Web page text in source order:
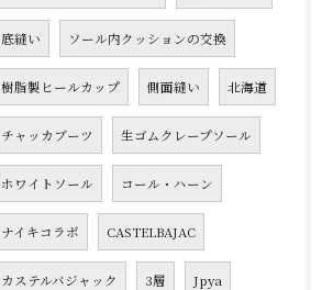
底縫い ソール内クッションの交換
樹脂製ヒールカップ 側面縫い 北海道
チャッカブーツ 生ゴムクレープソール
ホワイトソール コール・ハーン
ナイキコラボ CASTELBAJAC
カステルバジャック 3層 Jpya